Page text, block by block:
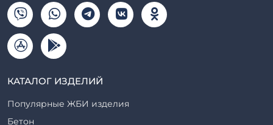
КАТАЛОГ ИЗДЕЛИЙ
Популярные ЖБИ изделия
Бетон